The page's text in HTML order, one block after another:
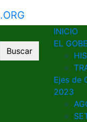
Buscar
INICIO
EL
Ejes de
2023